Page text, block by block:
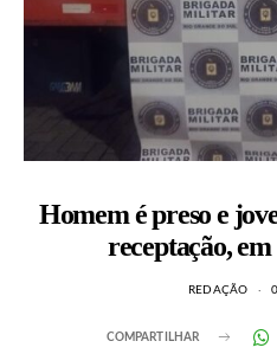
Homem é preso e
receptação,
REDAÇÃO
COMPARTILHAR